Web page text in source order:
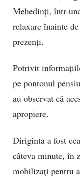
Mehedinți, într-
relaxare înainte
prezenți.
Potrivit
pe pontonul
au observat că
apropiere.
Diriginta a fost
câteva minute, în
mobilizați pentru